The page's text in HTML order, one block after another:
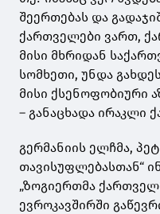
შეერთებას და
ქართველები ვართ,
მისი მხრიდან
სომხეთი, უნდა
მისი ქსენოფობიური
– განაცხადა ირაკლი
გერმანიის ელჩმა,
თავისუფლებასთან“
„ზოგიერთმა
ევროკავშირში